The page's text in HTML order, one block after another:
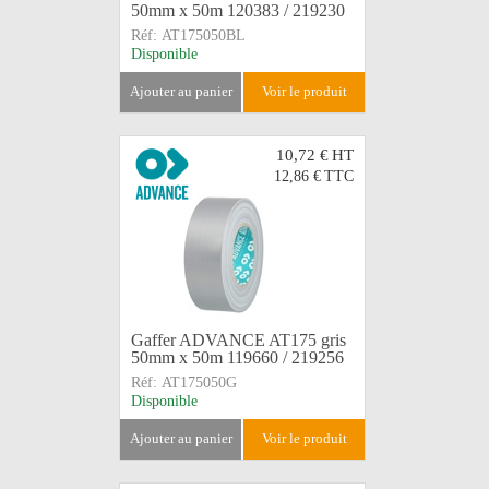
50mm x 50m 120383 / 219230
Réf: AT175050BL
Disponible
ajouter au panier voir le produit
10,72 €HT
12,86 € TTC
Gaffer ADVANCE AT175 gris
50mm x 50m 119660 / 219256
Réf: AT175050G
Disponible
ajouter au panier voir le produit